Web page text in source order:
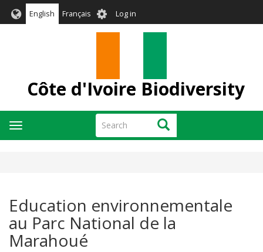
English Français User
account
Log in
Côte d'Ivoire Biodiversity
Search Search
Toggle
navigation
Education environnementale
au Parc National de la
Marahoué